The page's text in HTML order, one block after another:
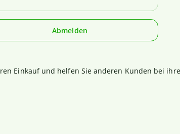
Abmelden
Einkauf und helfen Sie anderen Kunden bei